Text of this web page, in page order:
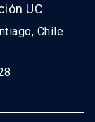
UC
Chile